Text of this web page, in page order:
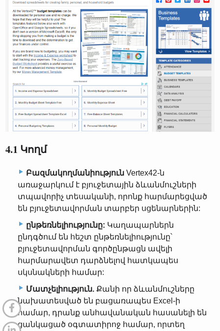
4.1 Կողմ
Բազմակողմանիություն Vertex42-ն
առաջարկում է բյուջետային ձևանմուշների
տպավորիչ տեսականի, որոնք հարմարեցված
են բյուջետավորման տարբեր սցենարներին:
ընթեռնելիությունը: Կաղապարներն
ընդգծում են հեշտ ընթեռնելիությունը՝
բյուջետավորման գործընթացն ավելի
հարմարավետ դարձնելով հատկապես
սկսնակների համար:
Մատչելիություն. Քանի որ ձևանմուշները
նախատեսված են բացառապես Excel-ի
համար, դրանք անհավանական հասանելի են
ցանկացած օգտատիրոջ համար, որտեղ